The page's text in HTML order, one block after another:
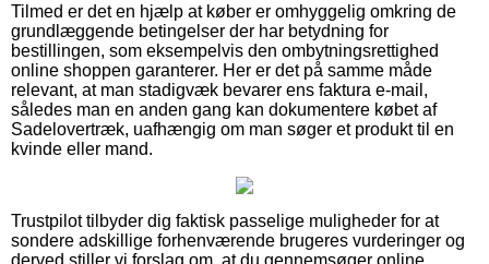
Tilmed er det en hjælp at køber er omhyggelig omkring de
grundlæggende betingelser der har betydning for
bestillingen, som eksempelvis den ombytningsrettighed
online shoppen garanterer. Her er det på samme måde
relevant, at man stadigvæk bevarer ens faktura e-mail,
således man en anden gang kan dokumentere købet af
Sadelovertræk, uafhængig om man søger et produkt til en
kvinde eller mand.
Trustpilot tilbyder dig faktisk passelige muligheder for at
sondere adskillige forhenværende brugeres vurderinger og
derved stiller vi forslag om, at du gennemsøger online